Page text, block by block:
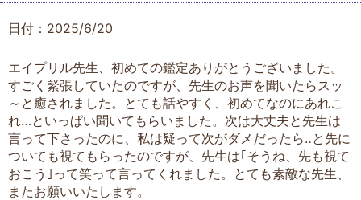
日付：2025/6/20
エイプリル先生、初めての鑑定ありがとうございました。
すごく緊張していたのですが、先生のお声を聞いたらスッ
～と癒されました。とても話やすく、初めてなのにあれこ
れ…といっぱい聞いてもらいました。次は大丈夫と先生は
言って下さったのに、私は疑って次がダメだったら‥と先に
ついても視てもらったのですが、先生は｢そうね、先も視て
おこう｣って笑って言ってくれました。とても素敵な先生、
またお願いいたします。